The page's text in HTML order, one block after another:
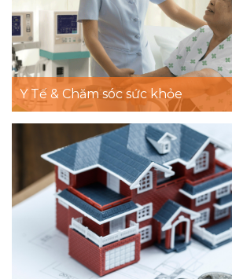
Y Tế & Chăm sóc sức khỏe